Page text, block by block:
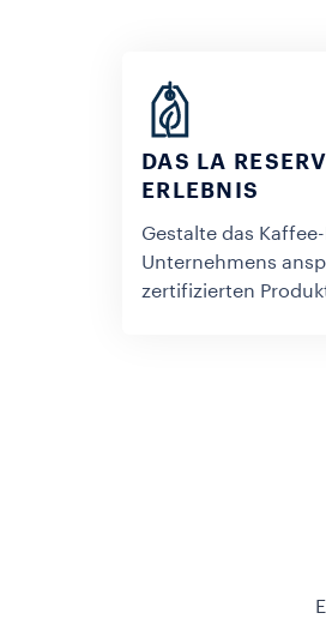
DAS LA
ERLEBNIS
Gestalte das
Unternehmens
zertifizierten